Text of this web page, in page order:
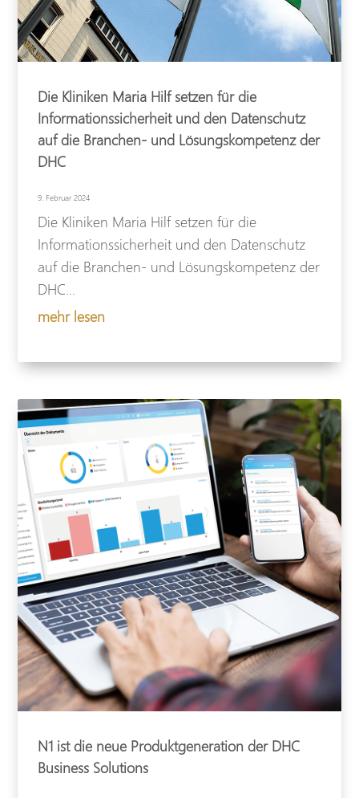
Die Kliniken Maria Hilf setzen für die
Informationssicherheit und den Datenschutz
auf die Branchen- und Lösungskompetenz der
DHC
9. Februar 2024
Die Kliniken Maria Hilf setzen für die
Informationssicherheit und den Datenschutz
auf die Branchen- und Lösungskompetenz der
DHC...
mehr lesen
N1 ist die neue Produktgeneration der DHC
Business Solutions